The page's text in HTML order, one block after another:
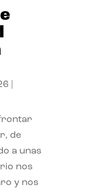
de
a unas
nos
y nos